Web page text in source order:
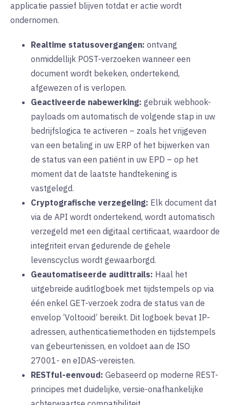
applicatie passief blijven totdat er actie wordt
ondernomen.
Realtime statusovergangen: ontvang
onmiddellijk POST-verzoeken wanneer een
document wordt bekeken, ondertekend,
afgewezen of is verlopen.
Geactiveerde nabewerking: gebruik webhook-
payloads om automatisch de volgende stap in uw
bedrijfslogica te activeren – zoals het vrijgeven
van een betaling in uw ERP of het bijwerken van
de status van een patiënt in uw EPD – op het
moment dat de laatste handtekening is
vastgelegd.
Cryptografische verzegeling: Elk document dat
via de API wordt ondertekend, wordt automatisch
verzegeld met een digitaal certificaat, waardoor de
integriteit ervan gedurende de gehele
levenscyclus wordt gewaarborgd.
Geautomatiseerde audittrails: Haal het
uitgebreide auditlogboek met tijdstempels op via
één enkel GET-verzoek zodra de status van de
envelop ‘Voltooid’ bereikt. Dit logboek bevat IP-
adressen, authenticatiemethoden en tijdstempels
van gebeurtenissen, en voldoet aan de ISO
27001- en eIDAS-vereisten.
RESTful-eenvoud: Gebaseerd op moderne REST-
principes met duidelijke, versie-onafhankelijke